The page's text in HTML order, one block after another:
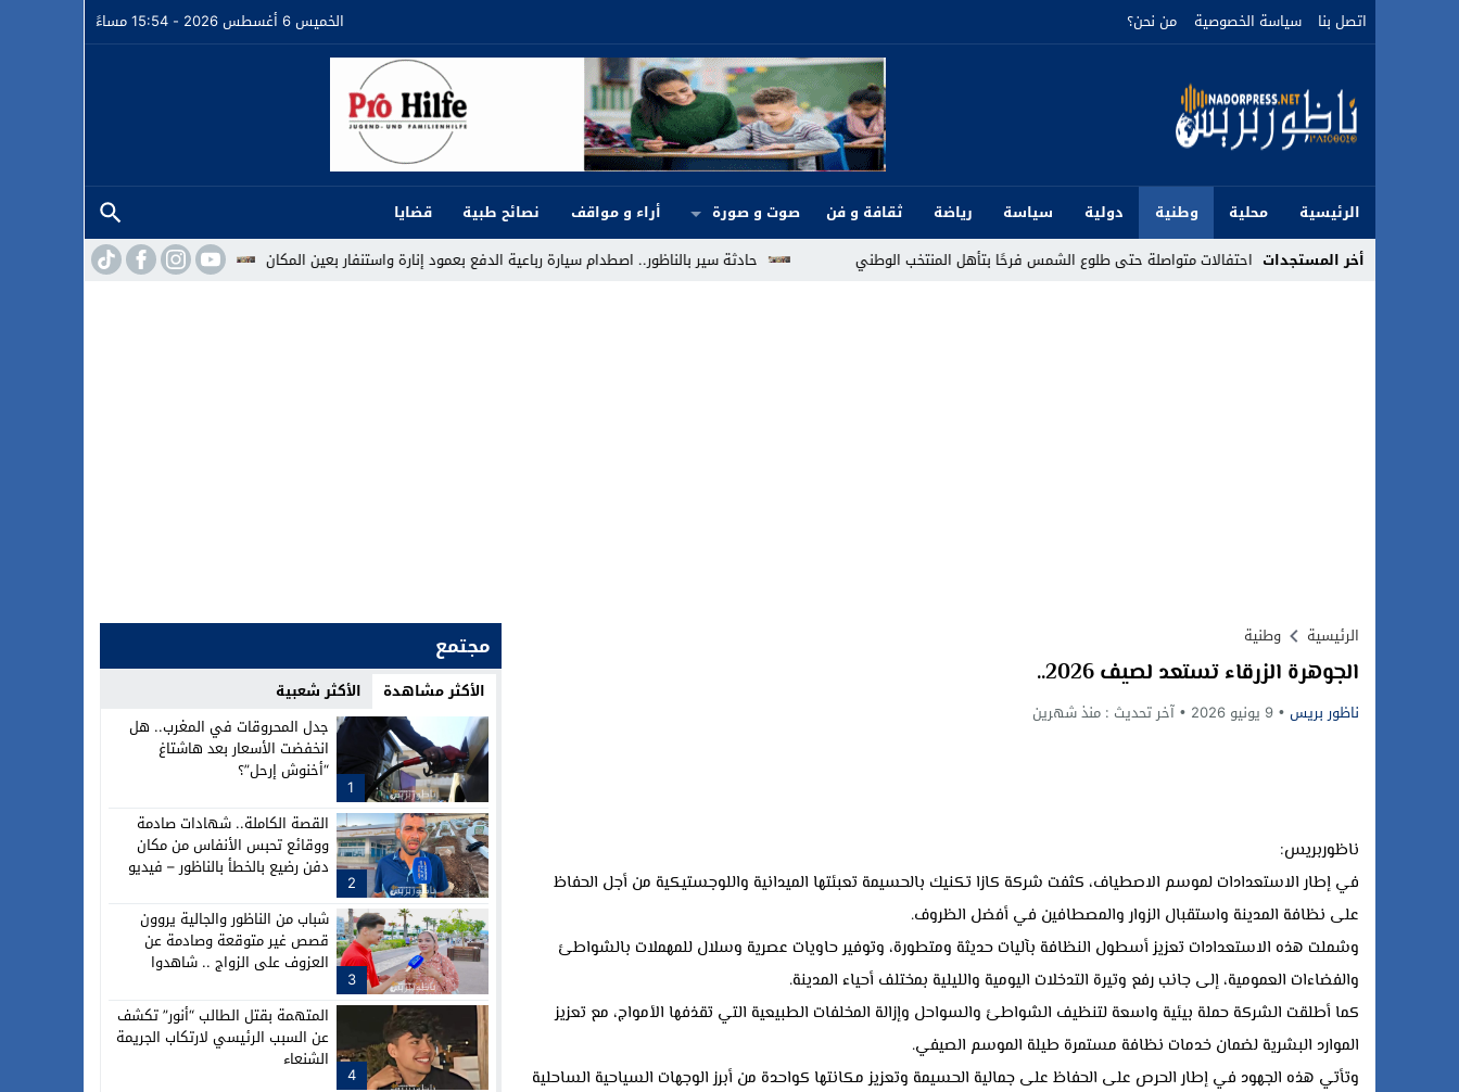
اتصل بنا سياسة الخصوصية من نحن؟ الخميس 6 أغسطس 2026 - 15:54 مساءً
الرئيسية محلية وطنية دولية سياسة رياضة ثقافة و فن صوت و صورة أراء و مواقف نصائح طبية
قضايا
أخر المستجدات
حادثة سير بالناظور.. اصطدام سيارة رباعية الدفع بعمود إنارة واستنفار بعين المكان في افتتاح مهرجان الناظور المتوسطي.. “مسلم” يلهب الجماهير في احتفالات متواصلة حتى طلوع الشمس فرحًا بتأهل المنتخب الوطني
الرئيسية وطنية
الجوهرة الزرقاء تستعد لصيف 2026..
ناظور بريس 9 يونيو 2026 آخر تحديث : منذ شهرين
ناظوربريس:
في إطار الاستعدادات لموسم الاصطياف، كثفت شركة كازا تكنيك بالحسيمة تعبئتها الميدانية واللوجستيكية من أجل الحفاظ
على نظافة المدينة واستقبال الزوار والمصطافين في أفضل الظروف.
وشملت هذه الاستعدادات تعزيز أسطول النظافة بآليات حديثة ومتطورة، وتوفير حاويات عصرية وسلال للمهملات بالشواطئ
والفضاءات العمومية، إلى جانب رفع وتيرة التدخلات اليومية والليلية بمختلف أحياء المدينة.
كما أطلقت الشركة حملة بيئية واسعة لتنظيف الشواطئ والسواحل وإزالة المخلفات الطبيعية التي تقذفها الأمواج، مع تعزيز
الموارد البشرية لضمان خدمات نظافة مستمرة طيلة الموسم الصيفي.
وتأتي هذه الجهود في إطار الحرص على الحفاظ على جمالية الحسيمة وتعزيز مكانتها كواحدة من أبرز الوجهات السياحية الساحلية
مجتمع
الأكثر مشاهدة الأكثر شعبية
1
جدل المحروقات في المغرب.. هل
انخفضت الأسعار بعد هاشتاغ
“أخنوش إرحل”؟
2
القصة الكاملة.. شهادات صادمة
ووقائع تحبس الأنفاس من مكان
دفن رضيع بالخطأ بالناظور – فيديو
3
شباب من الناظور والجالية يروون
قصص غير متوقعة وصادمة عن
العزوف على الزواج .. شاهدوا
4
المتهمة بقتل الطالب “أنور” تكشف
عن السبب الرئيسي لارتكاب الجريمة
الشنعاء